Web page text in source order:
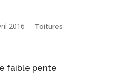
2016 Toitures
faible pente